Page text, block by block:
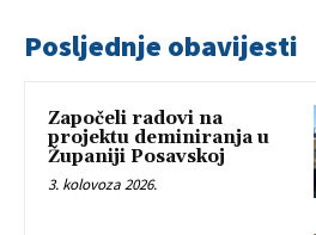
Posljednje obavijesti
Započeli radovi na
projektu deminiranja u
Županiji Posavskoj
3. kolovoza 2026.